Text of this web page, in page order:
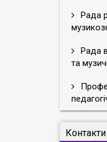
Рада
Рада
та
Контакти